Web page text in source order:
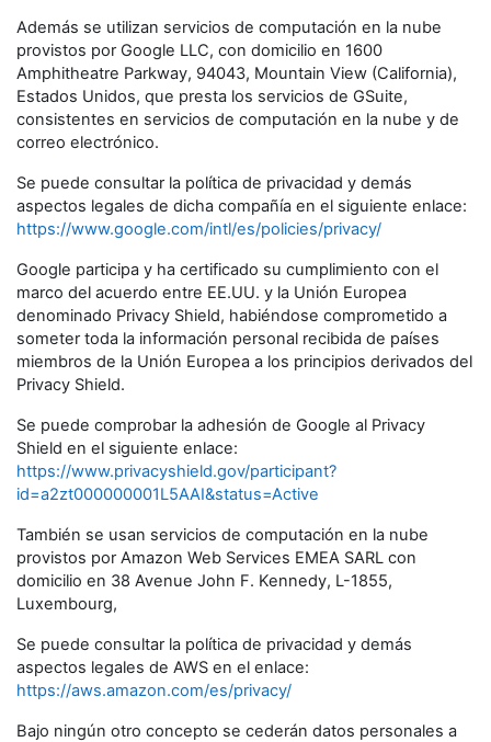
Además se utilizan servicios de computación en la nube
provistos por Google LLC, con domicilio en 1600
Amphitheatre Parkway, 94043, Mountain View (California),
Estados Unidos, que presta los servicios de GSuite,
consistentes en servicios de computación en la nube y de
correo electrónico.
Se puede consultar la política de privacidad y demás
aspectos legales de dicha compañía en el siguiente enlace:
https://www.google.com/intl/es/policies/privacy/
Google participa y ha certificado su cumplimiento con el
marco del acuerdo entre EE.UU. y la Unión Europea
denominado Privacy Shield, habiéndose comprometido a
someter toda la información personal recibida de países
miembros de la Unión Europea a los principios derivados del
Privacy Shield.
Se puede comprobar la adhesión de Google al Privacy
Shield en el siguiente enlace:
https://www.privacyshield.gov/participant?
id=a2zt000000001L5AAI&status=Active
También se usan servicios de computación en la nube
provistos por Amazon Web Services EMEA SARL con
domicilio en 38 Avenue John F. Kennedy, L-1855,
Luxembourg,
Se puede consultar la política de privacidad y demás
aspectos legales de AWS en el enlace:
https://aws.amazon.com/es/privacy/
Bajo ningún otro concepto se cederán datos personales a